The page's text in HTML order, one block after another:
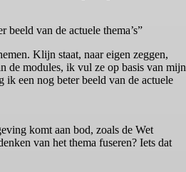
van de actuele thema’s”
Klijn staat, naar eigen zeggen,
de modules, ik vul ze op basis van mijn
een nog beter beeld van de actuele
komt aan bod, zoals de Wet
van het thema fuseren? Iets dat